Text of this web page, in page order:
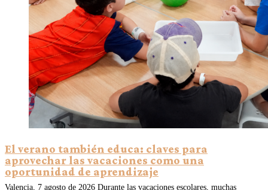
El verano también educa: claves para
aprovechar las vacaciones como una
oportunidad de aprendizaje
Valencia, 7 agosto de 2026 Durante las vacaciones escolares, muchas